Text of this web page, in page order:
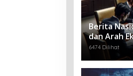
Berita
dan Arah
6474 Dilihat